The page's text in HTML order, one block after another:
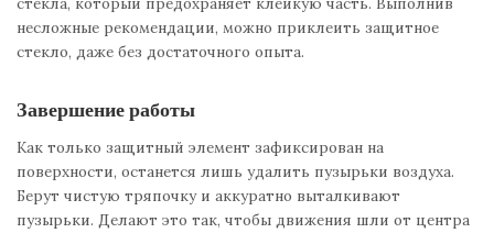
несложные рекомендации, можно приклеить защитное
стекло, даже без достаточного опыта.
Завершение работы
Как только защитный элемент зафиксирован на
поверхности, останется лишь удалить пузырьки воздуха.
Берут чистую тряпочку и аккуратно выталкивают
пузырьки. Делают это так, чтобы движения шли от центра